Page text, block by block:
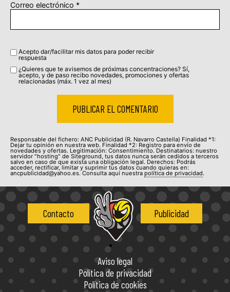
Correo electrónico *
Acepto dar/facilitar mis datos para poder recibir
respuesta
¿Quieres que te avisemos de próximas concentraciones? Sí,
acepto, y de paso recibo novedades, promociones y ofertas
relacionadas (máx. 1 vez al mes)
Responsable del fichero: ANC Publicidad (R. Navarro Castella) Finalidad *1:
Dejar tu opinión en nuestra web. Finalidad *2: Registro para envío de
novedades y ofertas. Legitimación: Consentimiento. Destinatarios: nuestro
servidor "hosting" de Siteground, tus datos nunca serán cedidos a terceros
salvo en caso de que exista una obligación legal. Derechos: Podrás
acceder, rectificar, limitar y suprimir tus datos cuando quieras en:
ancpublicidad@yahoo.es. Consulta aquí nuestra política de privacidad.
Contacto Publicidad
Aviso legal
Política de privacidad
Política de cookies